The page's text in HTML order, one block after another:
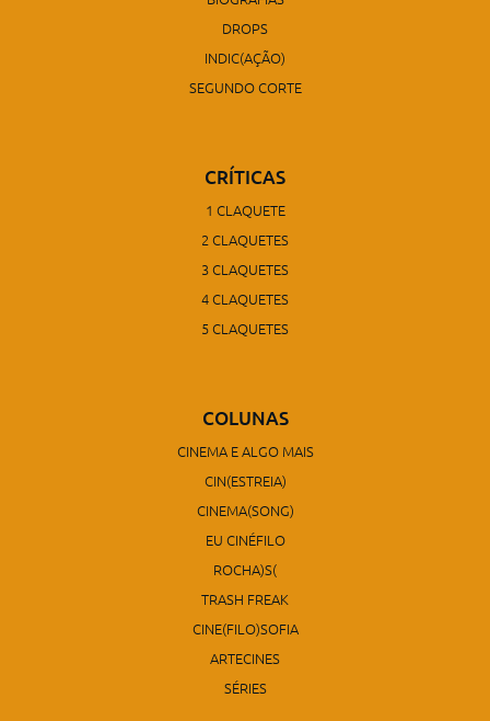
DROPS
INDIC(AÇÃO)
SEGUNDO CORTE
CRÍTICAS
1 CLAQUETE
2 CLAQUETES
3 CLAQUETES
4 CLAQUETES
5 CLAQUETES
COLUNAS
CINEMA E ALGO MAIS
CIN(ESTREIA)
CINEMA(SONG)
EU CINÉFILO
ROCHA)S(
TRASH FREAK
CINE(FILO)SOFIA
ARTECINES
SÉRIES